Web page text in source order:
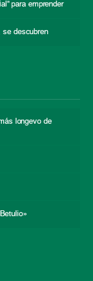
para emprender
se descubren
longevo de